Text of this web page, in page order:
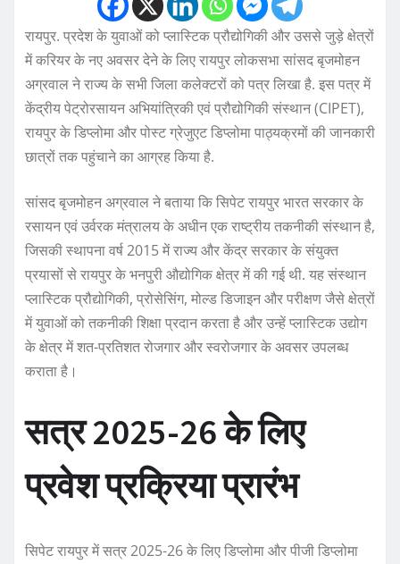
रायपुर. प्रदेश के युवाओं को प्लास्टिक प्रौद्योगिकी और उससे जुड़े क्षेत्रों
में करियर के नए अवसर देने के लिए रायपुर लोकसभा सांसद बृजमोहन
अग्रवाल ने राज्य के सभी जिला कलेक्टरों को पत्र लिखा है. इस पत्र में
केंद्रीय पेट्रोरसायन अभियांत्रिकी एवं प्रौद्योगिकी संस्थान (CIPET),
रायपुर के डिप्लोमा और पोस्ट ग्रेजुएट डिप्लोमा पाठ्यक्रमों की जानकारी
छात्रों तक पहुंचाने का आग्रह किया है.
सांसद बृजमोहन अग्रवाल ने बताया कि सिपेट रायपुर भारत सरकार के
रसायन एवं उर्वरक मंत्रालय के अधीन एक राष्ट्रीय तकनीकी संस्थान है,
जिसकी स्थापना वर्ष 2015 में राज्य और केंद्र सरकार के संयुक्त
प्रयासों से रायपुर के भनपुरी औद्योगिक क्षेत्र में की गई थी. यह संस्थान
प्लास्टिक प्रौद्योगिकी, प्रोसेसिंग, मोल्ड डिजाइन और परीक्षण जैसे क्षेत्रों
में युवाओं को तकनीकी शिक्षा प्रदान करता है और उन्हें प्लास्टिक उद्योग
के क्षेत्र में शत-प्रतिशत रोजगार और स्वरोजगार के अवसर उपलब्ध
कराता है।
सत्र 2025-26 के लिए
प्रवेश प्रक्रिया प्रारंभ
सिपेट रायपुर में सत्र 2025-26 के लिए डिप्लोमा और पीजी डिप्लोमा